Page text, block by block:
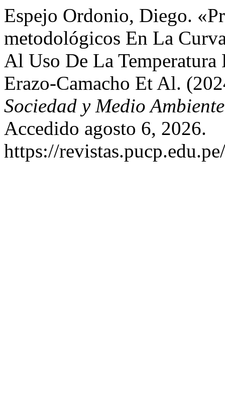
Espejo Ordonio, Diego.
metodológicos En La
Al Uso De La
Erazo-Camacho Et Al.
Sociedad y Medio Ambiente
Accedido agosto 6, 2026.
https://